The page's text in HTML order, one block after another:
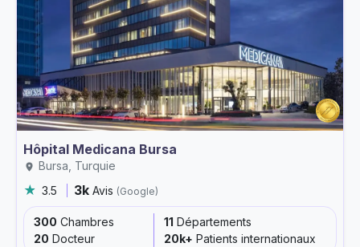
Hôpital Medicana Bursa
Bursa, Turquie
3.5
3kAvis (Google)
300 Chambres 11 Départements
20 Docteur 20k+ Patients internationaux